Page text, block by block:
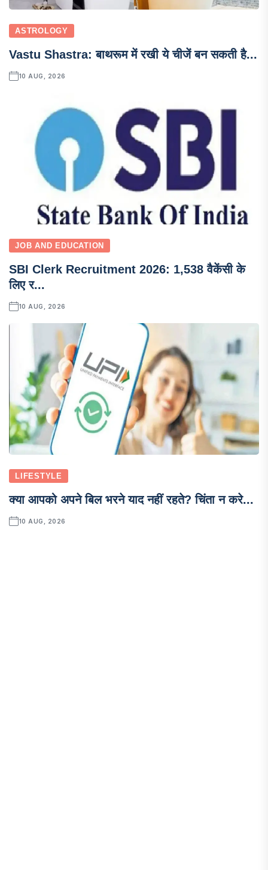
ASTROLOGY
Vastu Shastra: बाथरूम में रखी ये चीजें बन सकती है...
10 AUG, 2026
JOB AND EDUCATION
SBI Clerk Recruitment 2026: 1,538 वैकेंसी के
लिए र...
10 AUG, 2026
LIFESTYLE
क्या आपको अपने बिल भरने याद नहीं रहते? चिंता न करे...
10 AUG, 2026